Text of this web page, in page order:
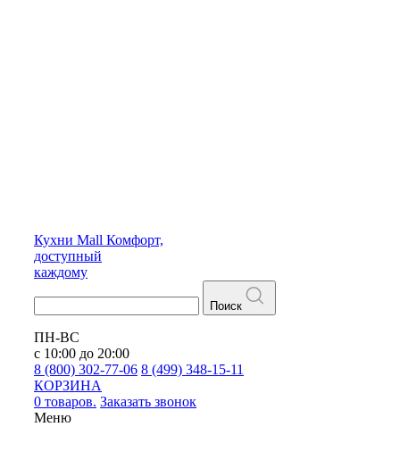
Кухни Mall Комфорт,
доступный
каждому
Поиск
ПН-ВС
с 10:00 до 20:00
8 (800) 302-77-06 8 (499) 348-15-11
КОРЗИНА
0 товаров. Заказать звонок
Меню